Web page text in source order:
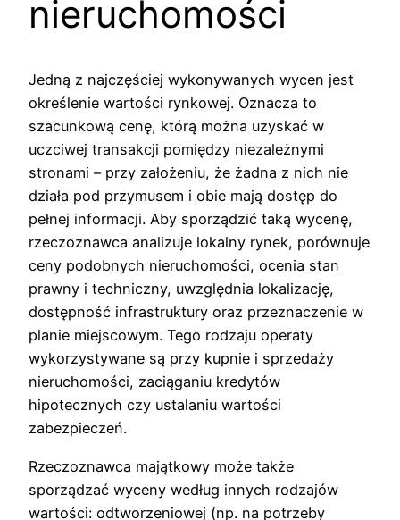
nieruchomości
Jedną z najczęściej wykonywanych wycen jest
określenie wartości rynkowej. Oznacza to
szacunkową cenę, którą można uzyskać w
uczciwej transakcji pomiędzy niezależnymi
stronami – przy założeniu, że żadna z nich nie
działa pod przymusem i obie mają dostęp do
pełnej informacji. Aby sporządzić taką wycenę,
rzeczoznawca analizuje lokalny rynek, porównuje
ceny podobnych nieruchomości, ocenia stan
prawny i techniczny, uwzględnia lokalizację,
dostępność infrastruktury oraz przeznaczenie w
planie miejscowym. Tego rodzaju operaty
wykorzystywane są przy kupnie i sprzedaży
nieruchomości, zaciąganiu kredytów
hipotecznych czy ustalaniu wartości
zabezpieczeń.
Rzeczoznawca majątkowy może także
sporządzać wyceny według innych rodzajów
wartości: odtworzeniowej (np. na potrzeby